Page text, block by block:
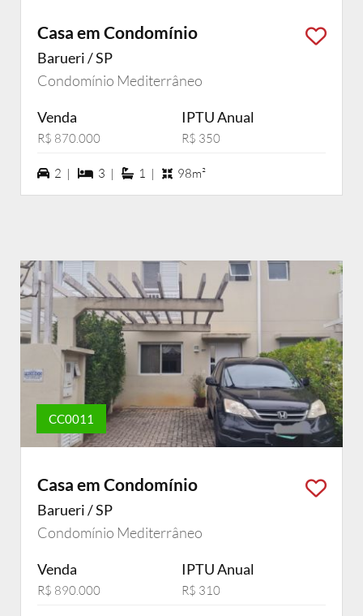
Casa em Condomínio
Barueri / SP
Condomínio Mediterrâneo
Venda
R$ 870.000
IPTU Anual
R$ 350
2 vagas na garagem
2 | 3 dormiórios
3 | 1 suítes
1 | 98m²
CC0011
Casa em Condomínio
Barueri / SP
Condomínio Mediterrâneo
Venda
R$ 890.000
IPTU Anual
R$ 310